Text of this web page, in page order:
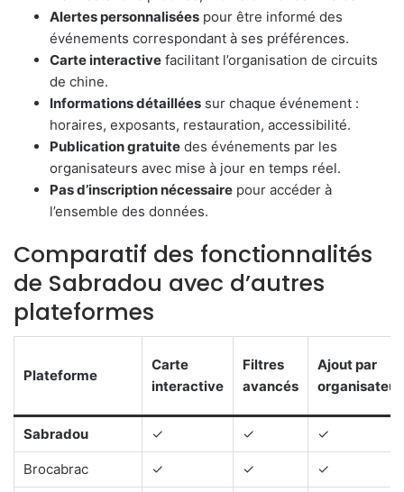
Alertes personnalisées pour être informé des
événements correspondant à ses préférences.
Carte interactive facilitant l’organisation de circuits
de chine.
Informations détaillées sur chaque événement :
horaires, exposants, restauration, accessibilité.
Publication gratuite des événements par les
organisateurs avec mise à jour en temps réel.
Pas d’inscription nécessaire pour accéder à
l’ensemble des données.
Comparatif des fonctionnalités
de Sabradou avec d’autres
plateformes
Plateforme
Carte
interactive
Filtres
avancés
Ajout par
Sabradou ✓ ✓ ✓
Brocabrac ✓ ✓ ✓